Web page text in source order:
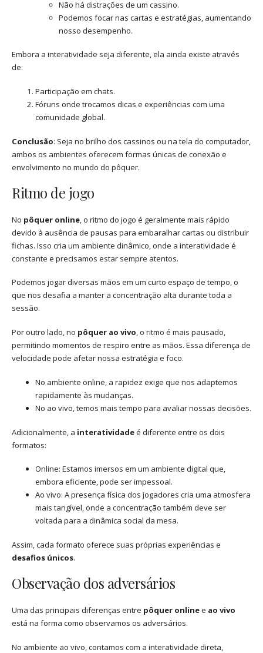
Não há distrações de um cassino.
Podemos focar nas cartas e estratégias, aumentando
nosso desempenho.
Embora a interatividade seja diferente, ela ainda existe através
de:
Participação em chats.
Fóruns onde trocamos dicas e experiências com uma
comunidade global.
Conclusão: Seja no brilho dos cassinos ou na tela do computador,
ambos os ambientes oferecem formas únicas de conexão e
envolvimento no mundo do pôquer.
Ritmo de jogo
No pôquer online, o ritmo do jogo é geralmente mais rápido
devido à ausência de pausas para embaralhar cartas ou distribuir
fichas. Isso cria um ambiente dinâmico, onde a interatividade é
constante e precisamos estar sempre atentos.
Podemos jogar diversas mãos em um curto espaço de tempo, o
que nos desafia a manter a concentração alta durante toda a
sessão.
Por outro lado, no pôquer ao vivo, o ritmo é mais pausado,
permitindo momentos de respiro entre as mãos. Essa diferença de
velocidade pode afetar nossa estratégia e foco.
No ambiente online, a rapidez exige que nos adaptemos
rapidamente às mudanças.
No ao vivo, temos mais tempo para avaliar nossas decisões.
Adicionalmente, a interatividadeé diferente entre os dois
formatos:
Online: Estamos imersos em um ambiente digital que,
embora eficiente, pode ser impessoal.
Ao vivo: A presença física dos jogadores cria uma atmosfera
mais tangível, onde a concentração também deve ser
voltada para a dinâmica social da mesa.
Assim, cada formato oferece suas próprias experiências e
desafios únicos.
Observação dos adversários
Uma das principais diferenças entre pôquer onlinee ao vivo
está na forma como observamos os adversários.
No ambiente ao vivo, contamos com a interatividade direta,